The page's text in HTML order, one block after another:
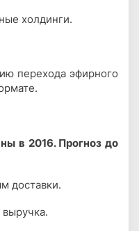
холдинги.
перехода эфирного
в 2016. Прогноз до
доставки.
выручка.